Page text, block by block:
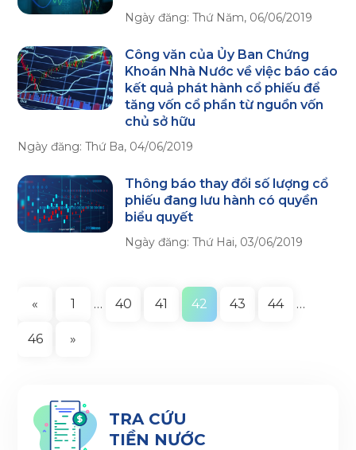
Ngày đăng:Thứ Năm, 06/06/2019
Công văn của Ủy Ban Chứng
Khoán Nhà Nước về việc báo cáo
kết quả phát hành cổ phiếu để
tăng vốn cổ phần từ nguồn vốn
chủ sở hữu
Ngày đăng:Thứ Ba, 04/06/2019
Thông báo thay đổi số lượng cổ
phiếu đang lưu hành có quyền
biểu quyết
Ngày đăng:Thứ Hai, 03/06/2019
« 1 … 40 41 42 43 44 …
46 »
TRA CỨU
TIỀN NƯỚC